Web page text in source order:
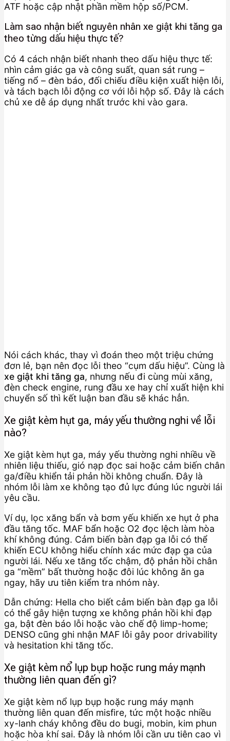
ATF hoặc cập nhật phần mềm hộp số/PCM.
Làm sao nhận biết nguyên nhân xe giật khi tăng ga
theo từng dấu hiệu thực tế?
Có 4 cách nhận biết nhanh theo dấu hiệu thực tế:
nhìn cảm giác ga và công suất, quan sát rung –
tiếng nổ – đèn báo, đối chiếu điều kiện xuất hiện lỗi,
và tách bạch lỗi động cơ với lỗi hộp số. Đây là cách
chủ xe dễ áp dụng nhất trước khi vào gara.
Nói cách khác, thay vì đoán theo một triệu chứng
đơn lẻ, bạn nên đọc lỗi theo “cụm dấu hiệu”. Cùng là
xe giật khi tăng ga, nhưng nếu đi cùng mùi xăng,
đèn check engine, rung đầu xe hay chỉ xuất hiện khi
chuyển số thì kết luận ban đầu sẽ khác hẳn.
Xe giật kèm hụt ga, máy yếu thường nghi về lỗi
nào?
Xe giật kèm hụt ga, máy yếu thường nghi nhiều về
nhiên liệu thiếu, gió nạp đọc sai hoặc cảm biến chân
ga/điều khiển tải phản hồi không chuẩn. Đây là
nhóm lỗi làm xe không tạo đủ lực đúng lúc người lái
yêu cầu.
Ví dụ, lọc xăng bẩn và bơm yếu khiến xe hụt ở pha
đầu tăng tốc. MAF bẩn hoặc O2 đọc lệch làm hòa
khí không đúng. Cảm biến bàn đạp ga lỗi có thể
khiến ECU không hiểu chính xác mức đạp ga của
người lái. Nếu xe tăng tốc chậm, độ phản hồi chân
ga “mềm” bất thường hoặc đôi lúc không ăn ga
ngay, hãy ưu tiên kiểm tra nhóm này.
Dẫn chứng: Hella cho biết cảm biến bàn đạp ga lỗi
có thể gây hiện tượng xe không phản hồi khi đạp
ga, bật đèn báo lỗi hoặc vào chế độ limp-home;
DENSO cũng ghi nhận MAF lỗi gây poor drivability
và hesitation khi tăng tốc.
Xe giật kèm nổ lụp bụp hoặc rung máy mạnh
thường liên quan đến gì?
Xe giật kèm nổ lụp bụp hoặc rung máy mạnh
thường liên quan đến misfire, tức một hoặc nhiều
xy-lanh cháy không đều do bugi, mobin, kim phun
hoặc hòa khí sai. Đây là nhóm lỗi cần ưu tiên cao vì